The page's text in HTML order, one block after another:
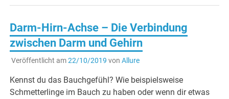
Darm-Hirn-Achse – Die Verbindung
zwischen Darm und Gehirn
Veröffentlicht am22/10/2019 von Allure
Kennst du das Bauchgefühl? Wie beispielsweise
Schmetterlinge im Bauch zu haben oder wenn dir etwas